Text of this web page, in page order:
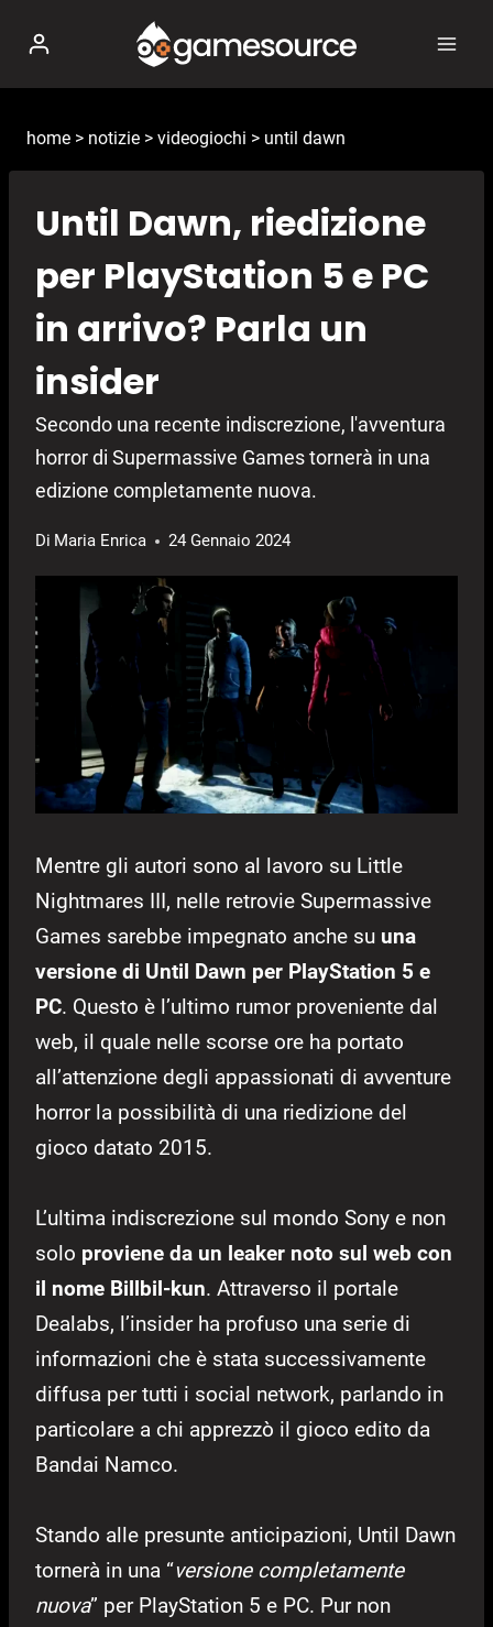
contenuto
home > notizie > videogiochi > until dawn
Until Dawn, riedizione
per PlayStation 5 e PC
in arrivo? Parla un
insider
Secondo una recente indiscrezione, l'avventura
horror di Supermassive Games tornerà in una
edizione completamente nuova.
Di Maria Enrica 24 Gennaio 2024
Mentre gli autori sono al lavoro su Little
Nightmares III, nelle retrovie Supermassive
Games sarebbe impegnato anche su una
versione di Until Dawn per PlayStation 5 e
PC. Questo è l’ultimo rumor proveniente dal
web, il quale nelle scorse ore ha portato
all’attenzione degli appassionati di avventure
horror la possibilità di una riedizione del
gioco datato 2015.
L’ultima indiscrezione sul mondo Sony e non
solo proviene da un leaker noto sul web con
il nome Billbil-kun. Attraverso il portale
Dealabs, l’insider ha profuso una serie di
informazioni che è stata successivamente
diffusa per tutti i social network, parlando in
particolare a chi apprezzò il gioco edito da
Bandai Namco.
Stando alle presunte anticipazioni, Until Dawn
tornerà in una “versione completamente
nuova” per PlayStation 5 e PC. Pur non